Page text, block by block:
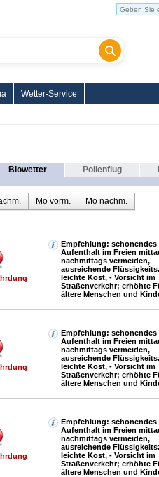
Wetter-Service
Biowetter Pollenflug
Mo vorm. Mo nachm.
Empfehlung: schonendes
Aufenthalt im Freien
nachmittags vermeiden,
ausreichende
leichte Kost, - Vorsicht im
Straßenverkehr; erhöhte
ältere Menschen und
Empfehlung: schonendes
Aufenthalt im Freien
nachmittags vermeiden,
ausreichende
leichte Kost, - Vorsicht im
Straßenverkehr; erhöhte
ältere Menschen und
Empfehlung: schonendes
Aufenthalt im Freien
nachmittags vermeiden,
ausreichende
leichte Kost, - Vorsicht im
Straßenverkehr; erhöhte
ältere Menschen und